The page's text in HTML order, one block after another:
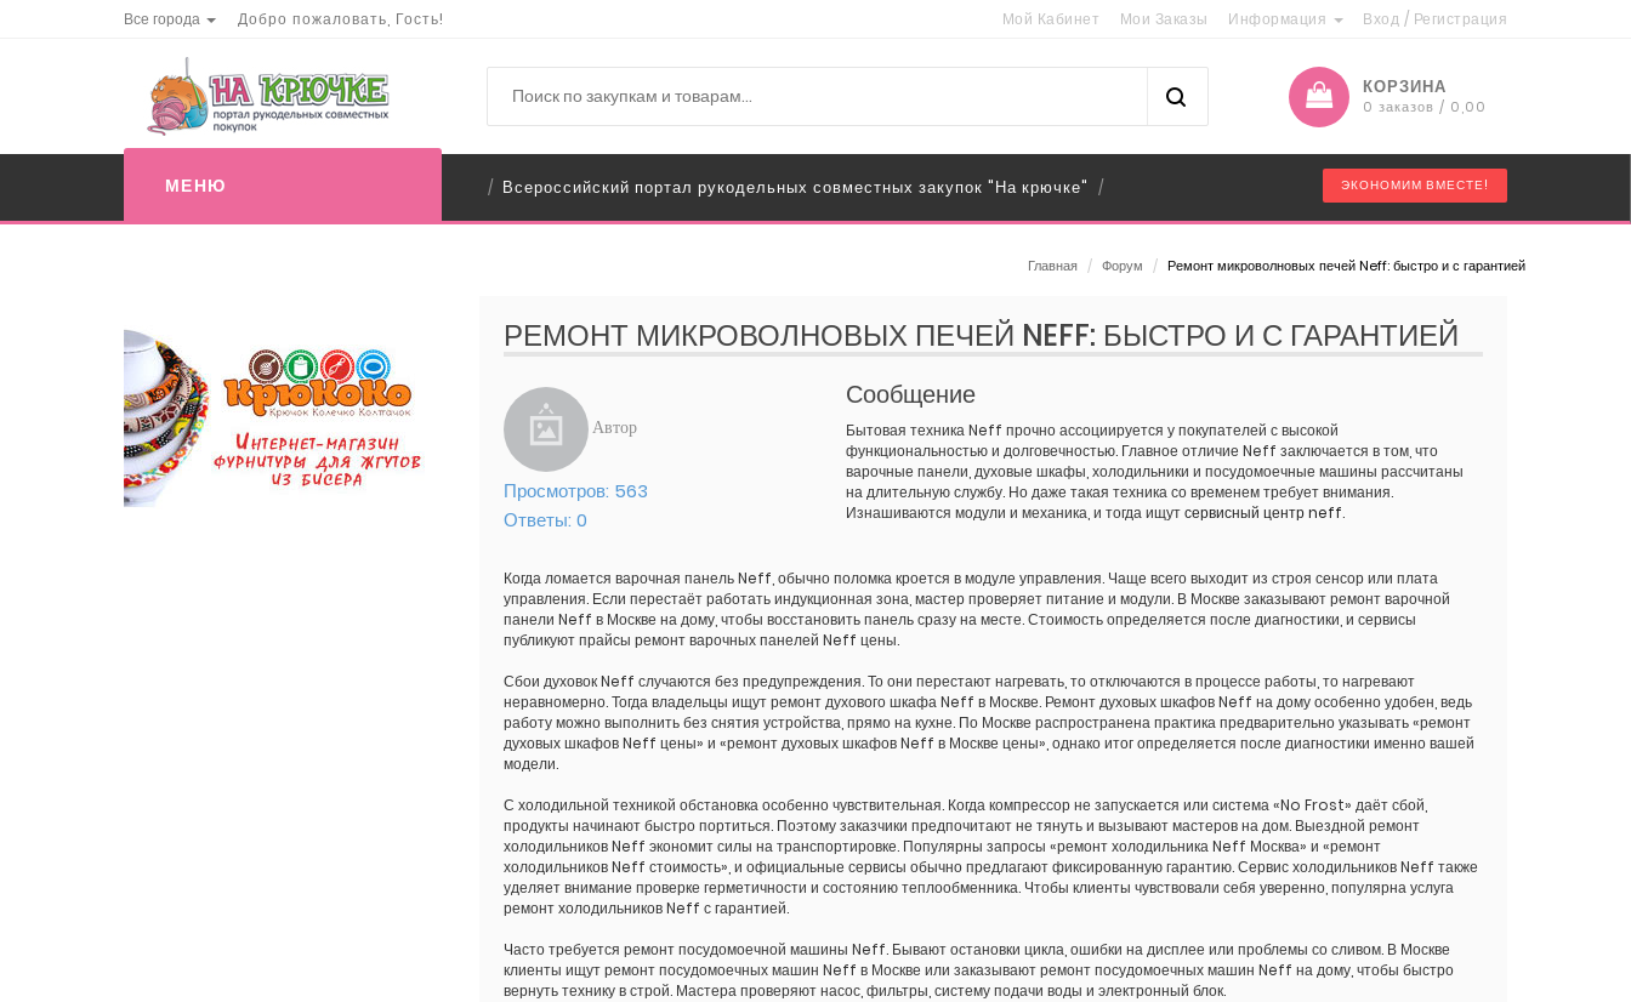
Все города Добро пожаловать, Гость! Мой Кабинет Мои Заказы Информация Вход / Регистрация
КОРЗИНА
0 заказов / 0,00
МЕНЮ / Всероссийский портал рукодельных совместных закупок "На крючке" / ЭКОНОМИМ ВМЕСТЕ!
Главная / Форум / Ремонт микроволновых печей Neff: быстро и с гарантией
РЕМОНТ МИКРОВОЛНОВЫХ ПЕЧЕЙ NEFF: БЫСТРО И С ГАРАНТИЕЙ
Автор
Просмотров: 563
Ответы: 0
Сообщение
Бытовая техника Neff прочно ассоциируется у покупателей с высокой
функциональностью и долговечностью. Главное отличие Neff заключается в том, что
варочные панели, духовые шкафы, холодильники и посудомоечные машины рассчитаны
на длительную службу. Но даже такая техника со временем требует внимания.
Изнашиваются модули и механика, и тогда ищутсервисный центр neff.
Когда ломается варочная панель Neff, обычно поломка кроется в модуле управления. Чаще всего выходит из строя сенсор или плата
управления. Если перестаёт работать индукционная зона, мастер проверяет питание и модули. В Москве заказывают ремонт варочной
панели Neff в Москве на дому, чтобы восстановить панель сразу на месте. Стоимость определяется после диагностики, и сервисы
публикуют прайсы ремонт варочных панелей Neff цены.
Сбои духовок Neff случаются без предупреждения. То они перестают нагревать, то отключаются в процессе работы, то нагревают
неравномерно. Тогда владельцы ищут ремонт духового шкафа Neff в Москве. Ремонт духовых шкафов Neff на дому особенно удобен, ведь
работу можно выполнить без снятия устройства, прямо на кухне. По Москве распространена практика предварительно указывать «ремонт
духовых шкафов Neff цены» и «ремонт духовых шкафов Neff в Москве цены», однако итог определяется после диагностики именно вашей
модели.
С холодильной техникой обстановка особенно чувствительная. Когда компрессор не запускается или система «No Frost» даёт сбой,
продукты начинают быстро портиться. Поэтому заказчики предпочитают не тянуть и вызывают мастеров на дом. Выездной ремонт
холодильников Neff экономит силы на транспортировке. Популярны запросы «ремонт холодильника Neff Москва» и «ремонт
холодильников Neff стоимость», и официальные сервисы обычно предлагают фиксированную гарантию. Сервис холодильников Neff также
уделяет внимание проверке герметичности и состоянию теплообменника. Чтобы клиенты чувствовали себя уверенно, популярна услуга
ремонт холодильников Neff с гарантией.
Часто требуется ремонт посудомоечной машины Neff. Бывают остановки цикла, ошибки на дисплее или проблемы со сливом. В Москве
клиенты ищут ремонт посудомоечных машин Neff в Москве или заказывают ремонт посудомоечных машин Neff на дому, чтобы быстро
вернуть технику в строй. Мастера проверяют насос, фильтры, систему подачи воды и электронный блок.